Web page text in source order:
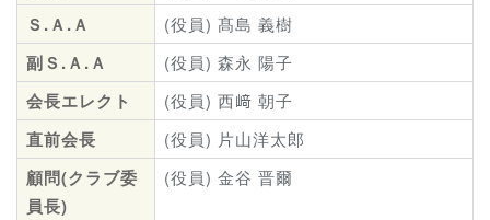
Ｓ.Ａ.Ａ (役員) 髙島 義樹
副Ｓ.Ａ.Ａ (役員) 森永 陽子
会長エレクト (役員) 西﨑 朝子
直前会長 (役員) 片山洋太郎
顧問(クラブ委
員長)
(役員) 金谷 晋爾